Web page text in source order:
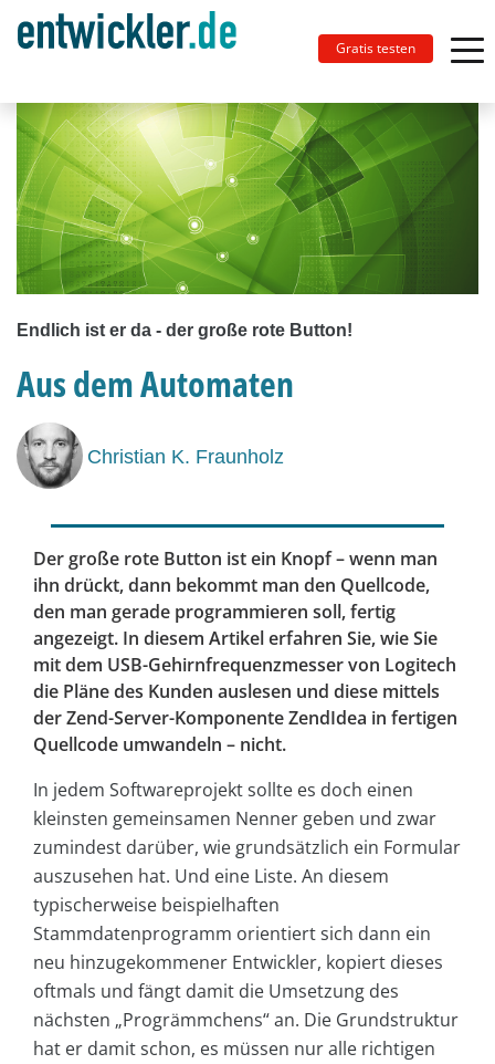
Gratis testen
Endlich ist er da - der große rote Button!
Aus dem Automaten
Christian K. Fraunholz
Der große rote Button ist ein Knopf – wenn man
ihn drückt, dann bekommt man den Quellcode,
den man gerade programmieren soll, fertig
angezeigt. In diesem Artikel erfahren Sie, wie Sie
mit dem USB-Gehirnfrequenzmesser von Logitech
die Pläne des Kunden auslesen und diese mittels
der Zend-Server-Komponente ZendIdea in fertigen
Quellcode umwandeln – nicht.
In jedem Softwareprojekt sollte es doch einen
kleinsten gemeinsamen Nenner geben und zwar
zumindest darüber, wie grundsätzlich ein Formular
auszusehen hat. Und eine Liste. An diesem
typischerweise beispielhaften
Stammdatenprogramm orientiert sich dann ein
neu hinzugekommener Entwickler, kopiert dieses
oftmals und fängt damit die Umsetzung des
nächsten „Progrämmchens“ an. Die Grundstruktur
hat er damit schon, es müssen nur alle richtigen